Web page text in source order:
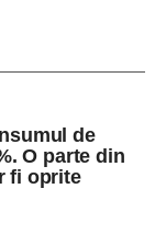
de
O parte din
fi oprite